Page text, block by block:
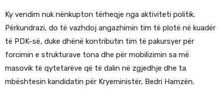
Ky vendim nuk nënkupton tërheqje nga aktiviteti politik.
Përkundrazi, do të vazhdoj angazhimin tim të plotë në kuadër
të PDK-së, duke dhënë kontributin tim të pakursyer për
forcimin e strukturave tona dhe për mobilizimin sa më
masovik të qytetarëve që të dalin në zgjedhje dhe ta
mbështesin kandidatin për Kryeministër, Bedri Hamzën.